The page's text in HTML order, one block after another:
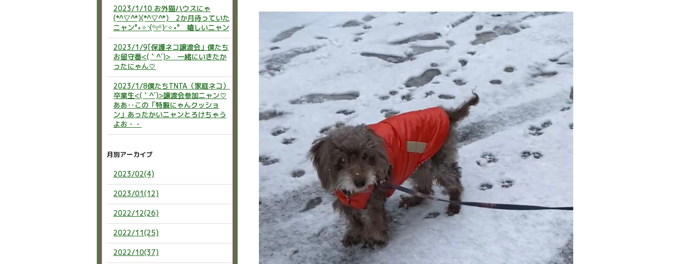
2023/1/10 お外猫ハウスにゃ
(*^▽^*)(*^▽^*) 2か月待っていた
ニャン°˖✧◝(⁰▿⁰)◜✧˖° 嬉しいニャン
2023/1/9[保護ネコ譲渡会」僕たち
お留守番<(｀^´)> 一緒にいきたか
ったにゃん♡
2023/1/8僕たちTNTA（家庭ネコ）
卒業生<(｀^´)>譲渡会参加ニャン♡
ああ‥この「特製にゃんクッショ
ン」あったかいニャンとろけちゃう
よお・・
月別アーカイブ
2023/02(4)
2023/01(12)
2022/12(26)
2022/11(25)
2022/10(37)